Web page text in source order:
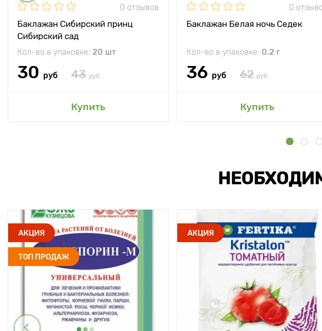
0 отзывов
Баклажан Сибирский принц
Сибирский сад
Кол-во в упаковке: 20 шт
30 руб 43 руб
Купить
0
Баклажан Белая ночь Седек
Кол-во в упаковке: 0.2 г
36 руб 62 руб
Купить
АКЦИЯ
ТОП ПРОДАЖ
АКЦИЯ